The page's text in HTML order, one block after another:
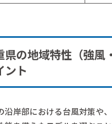
県の地域特性（強風
ント
沿岸部における台風対策や